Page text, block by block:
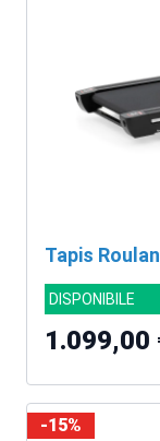
Tapis
DISPONIBILE
1.099,00
-15%